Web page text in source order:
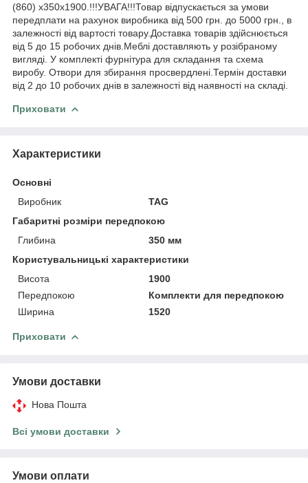
(860) х350х1900.!!!УВАГА!!!Товар відпускається за умови
передплати на рахунок виробника від 500 грн. до 5000 грн., в
залежності від вартості товару.Доставка товарів здійснюється
від 5 до 15 робочих днів.Меблі доставляють у розібраному
вигляді. У комплекті фурнітура для складання та схема
виробу. Отвори для збирання просвердлені.Термін доставки
від 2 до 10 робочих днів в залежності від наявності на складі.
Приховати
Характеристики
Основні
Виробник
TAG
Габаритні розміри передпокою
Глибина
350 мм
Користувальницькі характеристики
Висота
1900
Передпокою
Комплекти для передпокою
Ширина
1520
Приховати
Умови доставки
Нова Пошта
Всі умови доставки
Умови оплати